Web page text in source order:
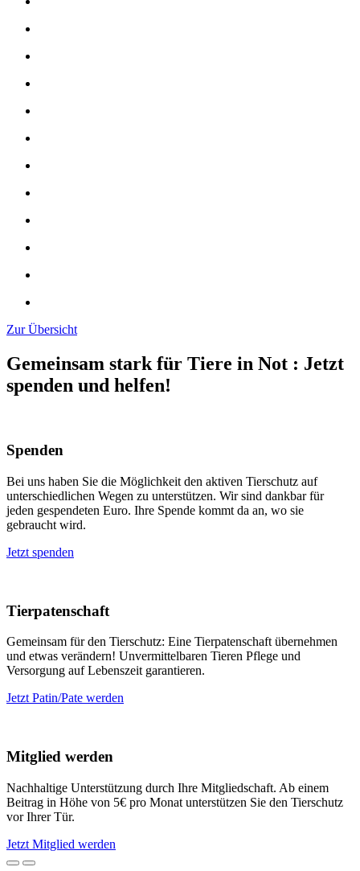
Zur Übersicht
Gemeinsam stark für Tiere in Not : Jetzt
spenden und helfen!
Spenden
Bei uns haben Sie die Möglichkeit den aktiven Tierschutz auf
unterschiedlichen Wegen zu unterstützen. Wir sind dankbar für
jeden gespendeten Euro. Ihre Spende kommt da an, wo sie
gebraucht wird.
Jetzt spenden
Tierpatenschaft
Gemeinsam für den Tierschutz: Eine Tierpatenschaft übernehmen
und etwas verändern! Unvermittelbaren Tieren Pflege und
Versorgung auf Lebenszeit garantieren.
Jetzt Patin/Pate werden
Mitglied werden
Nachhaltige Unterstützung durch Ihre Mitgliedschaft. Ab einem
Beitrag in Höhe von 5€ pro Monat unterstützen Sie den Tierschutz
vor Ihrer Tür.
Jetzt Mitglied werden